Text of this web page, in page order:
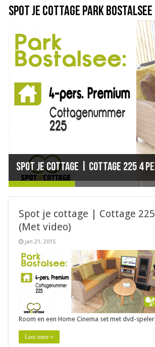
Spot je cottage Park Bostalsee
Spot je cottage | Cottage 225 4
Spot je cottage | Cottage 456 6
Spot je cottage | 4 persoons vip
BT890 | 10-pers. VIP Cottage |
Spot Je Cottage 4-pers. Premium
Spot je cottage | Cottage
(Met video)
jan 21, 2015
Room en een Home Cinema set met dvd-
Lees meer »